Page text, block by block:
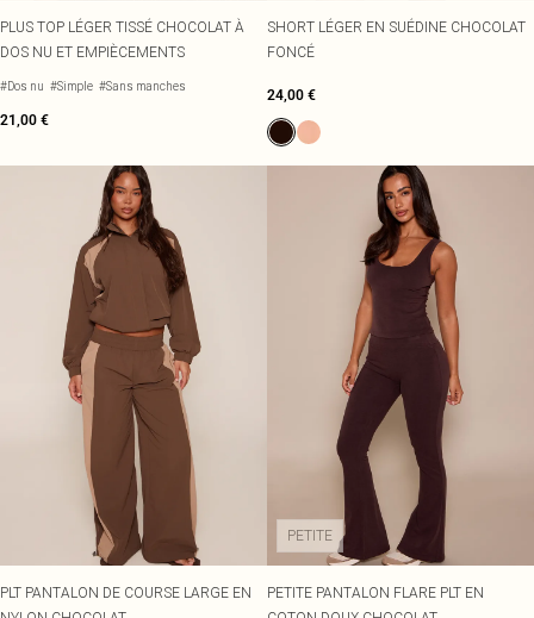
PLUS TOP LÉGER TISSÉ CHOCOLAT À
DOS NU ET EMPIÈCEMENTS
#Dos nu #Simple #Sans manches
21,00 €
SHORT LÉGER EN SUÉDINE CHOCOLAT
FONCÉ
24,00 €
PLT PANTALON DE COURSE LARGE EN
PETITE
PETITE PANTALON FLARE PLT EN